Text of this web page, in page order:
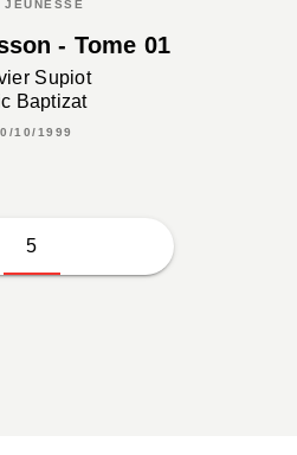
JEUNESSE
- Tome 01
Supiot
Baptizat
10/1999
5